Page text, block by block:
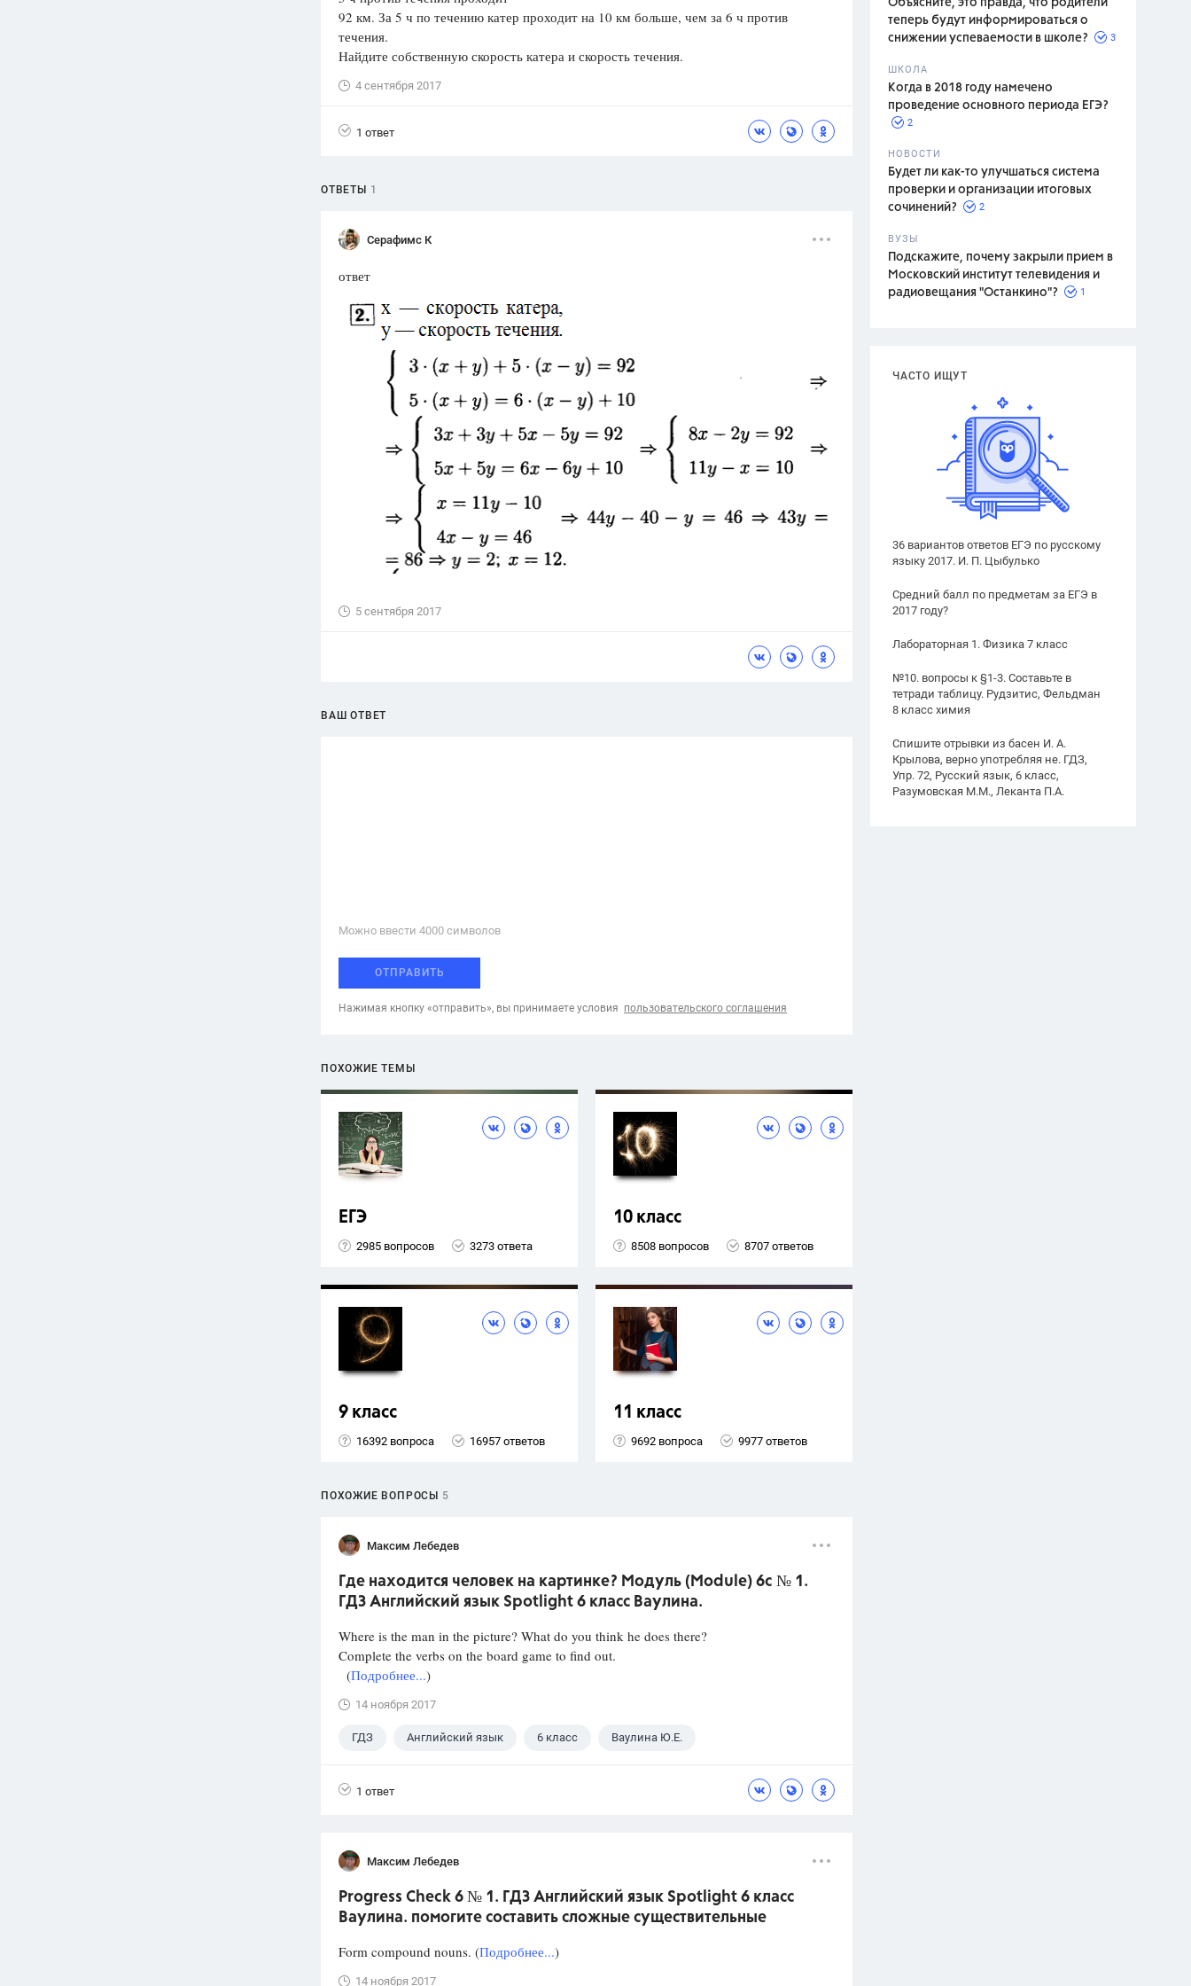
Олимпиады
Spotlight
280 ответов
Цветков Л. А.
Психология
Объясните, это правда, что родители
теперь будут информироваться о
снижении успеваемости в школе?
3
ШКОЛА
Когда в 2018 году намечено
проведение основного периода ЕГЭ?
2
НОВОСТИ
Будет ли как-то улучшаться система
проверки и организации итоговых
сочинений?
2
ВУЗЫ
Подскажите, почему закрыли прием в
Московский институт телевидения и
радиовещания "Останкино"?
1
ЧАСТО ИЩУТ
36 вариантов ответов ЕГЭ по русскому
языку 2017. И. П. Цыбулько
Средний балл по предметам за ЕГЭ в
2017 году?
Лабораторная 1. Физика 7 класс
№10. вопросы к §1-3. Составьте в
тетради таблицу. Рудзитис, Фельдман
8 класс химия
Спишите отрывки из басен И. А.
Крылова, верно употребляя не. ГДЗ,
Упр. 72, Русский язык, 6 класс,
Разумовская М.М., Леканта П.А.
92 км. За 5 ч по течению катер проходит на 10 км больше, чем за 6 ч против
течения.
Найдите собственную скорость катера и скорость течения.
4 сентября 2017
1 ответ
ОТВЕТЫ 1
Серафимс К
ответ
5 сентября 2017
ВАШ ОТВЕТ
Можно ввести 4000 cимволов
ОТПРАВИТЬ
Нажимая кнопку «отправить», вы принимаете условия пользовательского соглашения
ПОХОЖИЕ ТЕМЫ
ЕГЭ
2985 вопросов 3273 ответа
10 класс
8508 вопросов 8707 ответов
9 класс
16392 вопроса 16957 ответов
11 класс
9692 вопроса 9977 ответов
ПОХОЖИЕ ВОПРОСЫ 5
Максим Лебедев
Где находится человек на картинке? Модуль (Module) 6c № 1.
ГДЗ Английский язык Spotlight 6 класс Ваулина.
Where is the man in the picture? What do you think he does there?
Complete the verbs on the board game to find out.
(Подробнее...)
14 ноября 2017
ГДЗ Английский язык 6 класс Ваулина Ю.Е.
1 ответ
Максим Лебедев
Progress Check 6 № 1. ГДЗ Английский язык Spotlight 6 класс
Ваулина. помогите составить сложные существительные
Form compound nouns. (Подробнее...)
14 ноября 2017